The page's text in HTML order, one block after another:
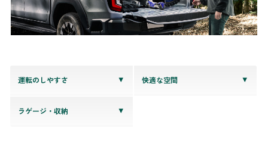
運転のしやすさ 快適な空間
ラゲージ・収納